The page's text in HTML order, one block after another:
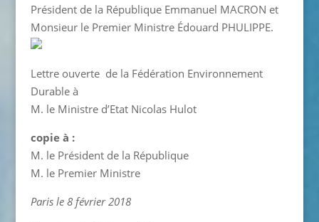
Président de la République Emmanuel MACRON et
Monsieur le Premier Ministre Édouard PHULIPPE.
Lettre ouverte de la Fédération Environnement
Durable à
M. le Ministre d’Etat Nicolas Hulot
copie à :
M. le Président de la République
M. le Premier Ministre
Paris le 8 février 2018